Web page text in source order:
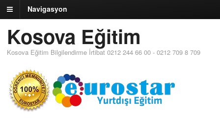
Navigasyon
Kosova Eğitim
Kosova Eğitim Bilgilendirme İrtibat 0212 244 66 00 - 0212 709 8 709